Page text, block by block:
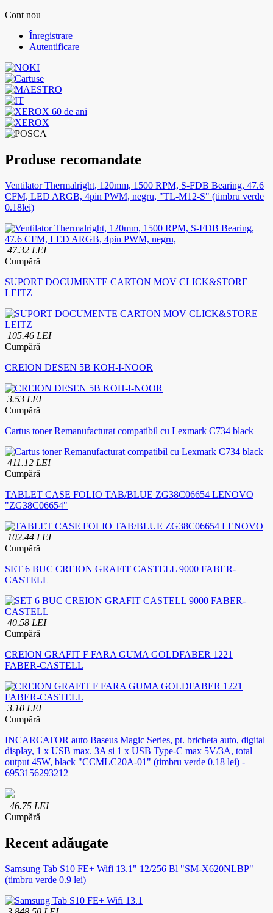
Cont nou
Înregistrare
Autentificare
Produse recomandate
Ventilator Thermalright, 120mm, 1500 RPM, S-FDB Bearing, 47.6
CFM, LED ARGB, 4pin PWM, negru, "TL-M12-S" (timbru verde
0.18lei)
47.32 LEI
Cumpără
SUPORT DOCUMENTE CARTON MOV CLICK&STORE
LEITZ
105.46 LEI
Cumpără
CREION DESEN 5B KOH-I-NOOR
3.53 LEI
Cumpără
Cartus toner Remanufacturat compatibil cu Lexmark C734 black
411.12 LEI
Cumpără
TABLET CASE FOLIO TAB/BLUE ZG38C06654 LENOVO
"ZG38C06654"
102.44 LEI
Cumpără
SET 6 BUC CREION GRAFIT CASTELL 9000 FABER-
CASTELL
40.58 LEI
Cumpără
CREION GRAFIT F FARA GUMA GOLDFABER 1221
FABER-CASTELL
3.10 LEI
Cumpără
INCARCATOR auto Baseus Magic Series, pt. bricheta auto, digital
display, 1 x USB max. 3A si 1 x USB Type-C max 5V/3A, total
output 45W, black "CCMLC20A-01" (timbru verde 0.18 lei) -
6953156293212
46.75 LEI
Cumpără
Recent adăugate
Samsung Tab S10 FE+ Wifi 13.1" 12/256 Bl "SM-X620NLBP"
(timbru verde 0.9 lei)